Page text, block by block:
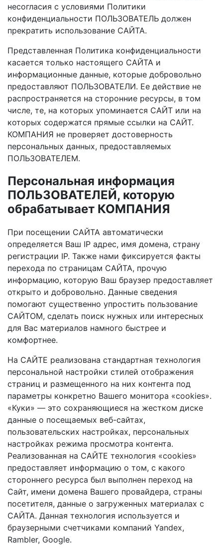
несогласия с условиями Политики
конфиденциальности ПОЛЬЗОВАТЕЛЬ должен
прекратить использование САЙТА.
Представленная Политика конфиденциальности
касается только настоящего САЙТА и
информационные данные, которые добровольно
предоставляют ПОЛЬЗОВАТЕЛИ. Ее действие не
распространяется на сторонние ресурсы, в том
числе, те, на которых упоминается САЙТ или на
которых содержатся прямые ссылки на САЙТ.
КОМПАНИЯ не проверяет достоверность
персональных данных, предоставляемых
ПОЛЬЗОВАТЕЛЕМ.
Персональная информация
ПОЛЬЗОВАТЕЛЕЙ, которую
обрабатывает КОМПАНИЯ
При посещении САЙТА автоматически
определяется Ваш IP адрес, имя домена, страну
регистрации IP. Также нами фиксируется факты
перехода по страницам САЙТА, прочую
информацию, которую Ваш браузер предоставляет
открыто и добровольно. Данные сведения
помогают существенно упростить пользование
САЙТОМ, сделать поиск нужных или интересных
для Вас материалов намного быстрее и
комфортнее.
На САЙТЕ реализована стандартная технология
персональной настройки стилей отображения
страниц и размещенного на них контента под
параметры конкретно Вашего монитора «cookies».
«Куки» — это сохраняющиеся на жестком диске
данные о посещаемых веб-сайтах,
пользовательских настройках, персональных
настройках режима просмотра контента.
Реализованная на САЙТЕ технология «cookies»
предоставляет информацию о том, с какого
стороннего ресурса был выполнен переход на
Сайт, имени домена Вашего провайдера, страны
посетителя, данные о загруженных материалах с
САЙТА. Данная технология используется и
браузерными счетчиками компаний Yandex,
Rambler, Google.